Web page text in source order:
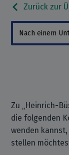
Zurück zur
Zu „Heinrich-
die folgenden
wenden
stellen